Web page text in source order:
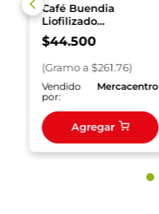
Café Buendia
Liofilizado
Descafeinado 170 g
$44.500
(Gramoa $261.76)
Vendido
por:
Mercacentro
Agregar